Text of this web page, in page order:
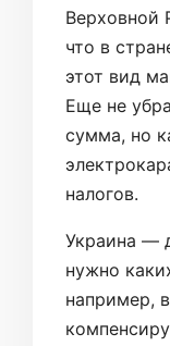
Верховной
что в
этот вид
Еще не
сумма, но
налогов.
Украина —
нужно
например,